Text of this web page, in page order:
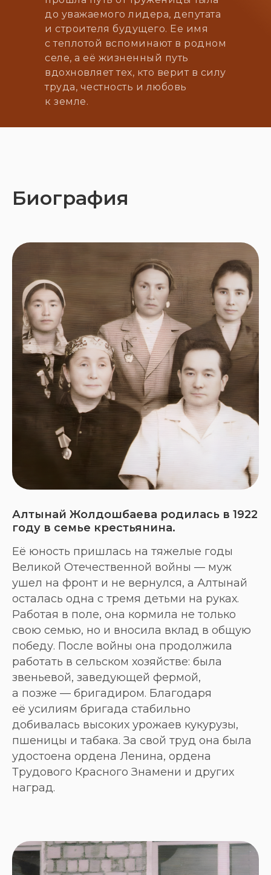
до уважаемого лидера, депутата
и строителя будущего. Ее имя
с теплотой вспоминают в родном
селе, а её жизненный путь
вдохновляет тех, кто верит в силу
труда, честность и любовь
к земле.
Биография
Алтынай Жолдошбаева родилась в 1922
году в семье крестьянина.
Её юность пришлась на тяжелые годы
Великой Отечественной войны — муж
ушел на фронт и не вернулся, а Алтынай
осталась одна с тремя детьми на руках.
Работая в поле, она кормила не только
свою семью, но и вносила вклад в общую
победу. После войны она продолжила
работать в сельском хозяйстве: была
звеньевой, заведующей фермой,
а позже — бригадиром. Благодаря
её усилиям бригада стабильно
добивалась высоких урожаев кукурузы,
пшеницы и табака. За свой труд она была
удостоена ордена Ленина, ордена
Трудового Красного Знамени и других
наград.